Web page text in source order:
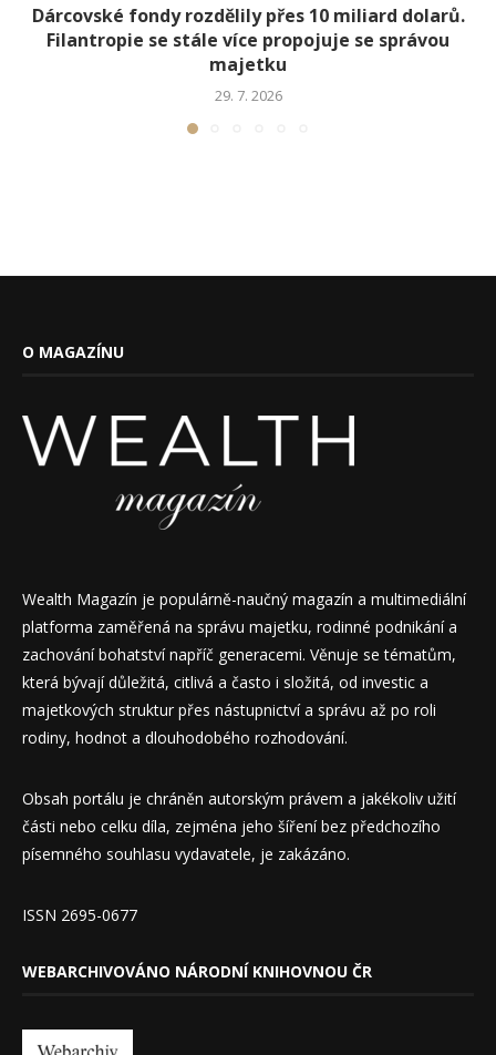
Dárcovské fondy rozdělily přes 10 miliard dolarů.
Filantropie se stále více propojuje se správou
majetku
29. 7. 2026
O MAGAZÍNU
Wealth Magazín je populárně-naučný magazín a multimediální
platforma zaměřená na správu majetku, rodinné podnikání a
zachování bohatství napříč generacemi. Věnuje se tématům,
která bývají důležitá, citlivá a často i složitá, od investic a
majetkových struktur přes nástupnictví a správu až po roli
rodiny, hodnot a dlouhodobého rozhodování.
Obsah portálu je chráněn autorským právem a jakékoliv užití
části nebo celku díla, zejména jeho šíření bez předchozího
písemného souhlasu vydavatele, je zakázáno.
ISSN 2695-0677
WEBARCHIVOVÁNO NÁRODNÍ KNIHOVNOU ČR